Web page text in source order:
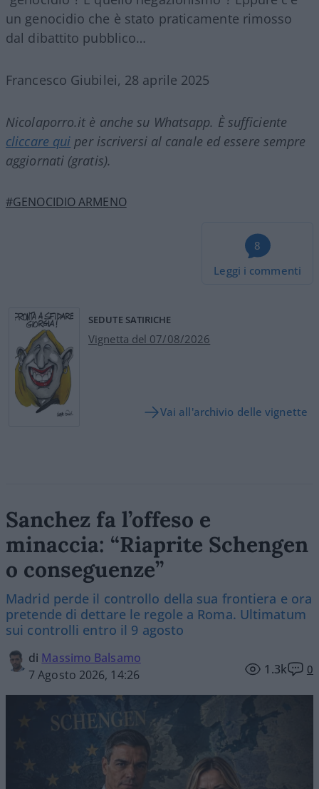
un genocidio che è stato praticamente rimosso
dal dibattito pubblico…
Francesco Giubilei, 28 aprile 2025
Nicolaporro.it è anche su Whatsapp. È sufficiente
cliccare qui per iscriversi al canale ed essere sempre
aggiornati (gratis).
#GENOCIDIO ARMENO
8
Leggi i commenti
SEDUTE SATIRICHE
Vignetta del 07/08/2026
Vai all'archivio delle vignette
Sanchez fa l’offeso e
minaccia: “Riaprite Schengen
o conseguenze”
Madrid perde il controllo della sua frontiera e ora
pretende di dettare le regole a Roma. Ultimatum
sui controlli entro il 9 agosto
di Massimo Balsamo
7 Agosto 2026, 14:26
1.3k 0